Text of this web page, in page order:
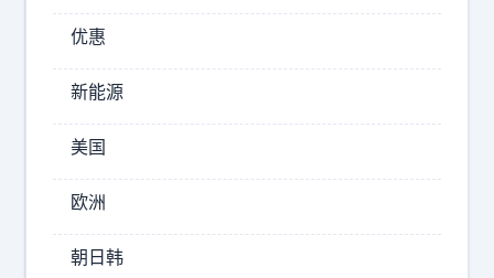
2026-
08-
09
14:30
中
日
历
史
镜
优惠
新能源
美国
欧洲
朝日韩